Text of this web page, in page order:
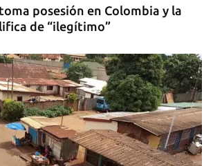
posesión en Colombia y la
de “ilegítimo”